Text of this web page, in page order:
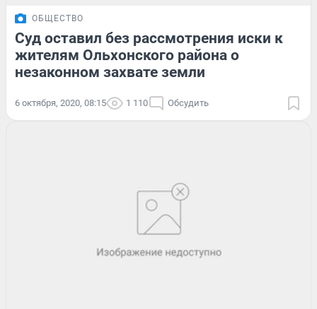
ОБЩЕСТВО
Суд оставил без рассмотрения иски к
жителям Ольхонского района о
незаконном захвате земли
6 октября, 2020, 08:15 1 110 Обсудить